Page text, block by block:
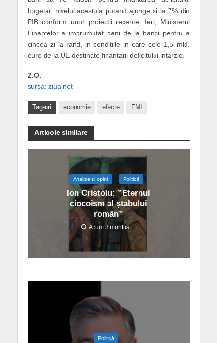
bugetar, nivelul acestuia putand ajunge si la 7% din
PIB conform unor proiectii recente. Ieri, Ministerul
Finantelor a imprumutat bani de la banci pentru a
cincea zi la rand, in conditiile in care cele 1,5 mld.
euro de la UE destinate finantarii deficitului intarzie.
Z.O.
sursa: ziua.net
Tag-uri economie efecte FMI
Articole similare
Analize și opinii Politică
Ion Cristoiu: ”Eternul
ciocoism al ștabului
român”
Acum 3 months
Politică